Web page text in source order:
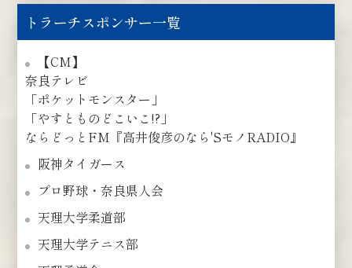
トラーチスポンサー一覧
【CM】
奈良テレビ
「ポケットモンスター」
「やすとものどこいこ!?」
ならどっとFM『高井俊彦のなら'SモノRADIO』
阪神タイガース
プロ野球・奈良県人会
天理大学柔道部
天理大学テニス部